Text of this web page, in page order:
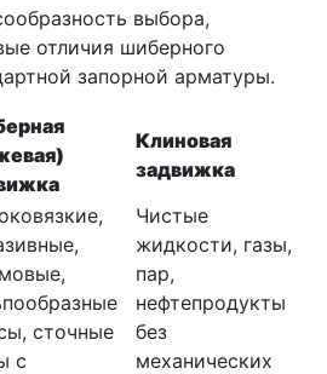
выбора,
отличия шиберного
запорной арматуры.
Клиновая
задвижка
сточные
с
Чистые
жидкости, газы,
пар,
нефтепродукты
без
механических